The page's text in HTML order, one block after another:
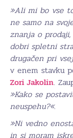
»Ali mi bo vse
ne samo na
znanja o
dobri spletni
drugačen pri
v enem stavku
Zori Jakolin.
»Kako se
neuspehu?«.
»Ni vedno
in si moram